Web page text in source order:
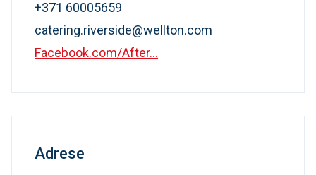
+371 60005659
catering.riverside@wellton.com
Facebook.com/After...
Adrese